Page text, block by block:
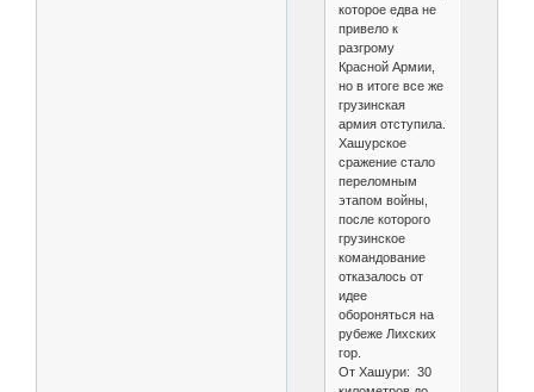
которое едва не
привело к
разгрому
Красной Армии,
но в итоге все же
грузинская
армия отступила.
Хашурское
сражение стало
переломным
этапом войны,
после которого
грузинское
командование
отказалось от
идее
обороняться на
рубеже Лихских
гор.
От Хашури: 30